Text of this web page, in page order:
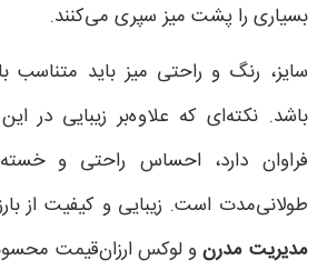
بسیاری را پشت میز سپری می‌کنند.
سایز، رنگ و راحتی میز باید متناسب
باشد. نکته‌ای که علاوه‌بر زیبایی در
فراوان دارد، احساس راحتی و
طولانی‌مدت است. زیبایی و کیفیت از
مدیریت مدرنو لوکس ارزان‌قیمت
طراحی میز مدیریت با طرح‌های